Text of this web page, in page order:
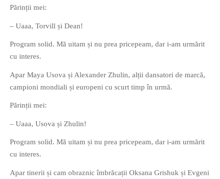
If you like movies, words and
mind games, then this is the
challenge of creating your
own acrostics and describing
famous movies by using the
RASFOIESTE
Părinții mei:
– Uaaa, Torvill și Dean!
Program solid. Mă uitam și nu prea pricepeam, dar i-am urmărit
cu interes.
Apar Maya Usova și Alexander Zhulin, alții dansatori de marcă,
campioni mondiali și europeni cu scurt timp în urmă.
Părinții mei:
– Uaaa, Usova și Zhulin!
Program solid. Mă uitam și nu prea pricepeam, dar i-am urmărit
cu interes.
Apar tinerii și cam obraznic îmbrăcații Oksana Grishuk și Evgeni